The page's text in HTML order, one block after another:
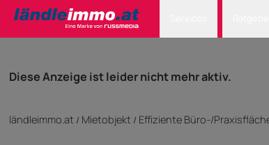
Diese Anzeige ist leider nicht mehr aktiv.
ländleimmo.at / Mietobjekt / Effiziente Büro-/